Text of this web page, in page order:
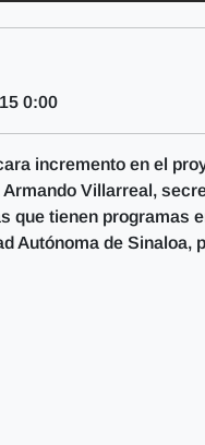
0:00
incremento en el
Villarreal,
que tienen programas
Autónoma de Sinaloa,